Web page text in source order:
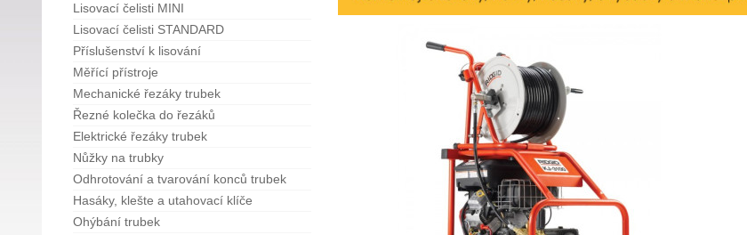
Lisovací čelisti MINI
Lisovací čelisti STANDARD
Příslušenství k lisování
Měřící přístroje
Mechanické řezáky trubek
Řezné kolečka do řezáků
Elektrické řezáky trubek
Nůžky na trubky
Odhrotování a tvarování konců trubek
Hasáky, klešte a utahovací klíče
Ohýbání trubek